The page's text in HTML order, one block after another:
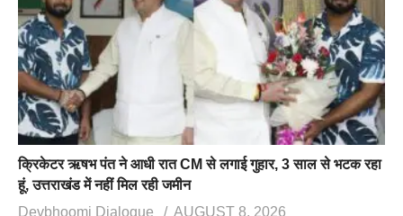
क्रिकेटर ऋषभ पंत ने आधी रात CM से लगाई गुहार, 3 साल से भटक रहा
हूं, उत्तराखंड में नहीं मिल रही जमीन
Devbhoomi Dialogue
AUGUST 8, 2026